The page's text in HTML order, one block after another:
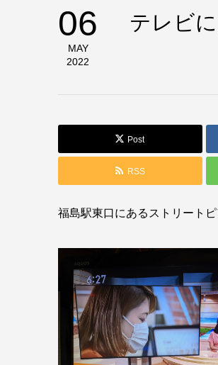
06
MAY
2022
テレビ
Post
RSS
福島駅東口にあるストリート